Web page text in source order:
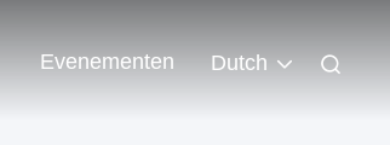
Evenementen Dutch